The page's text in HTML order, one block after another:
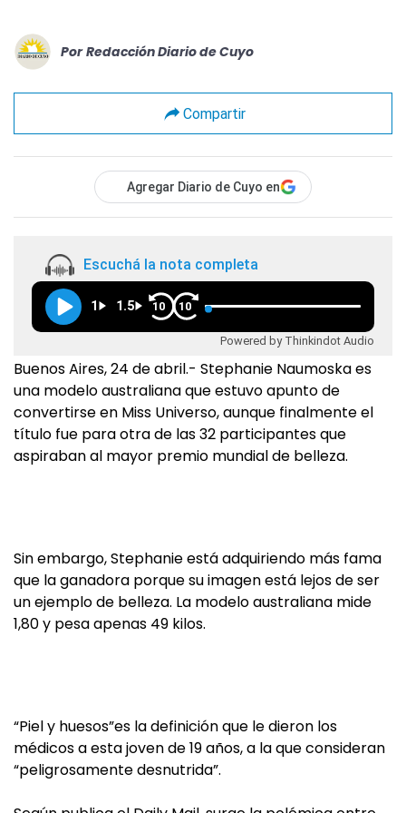
Por Redacción Diario de Cuyo
Compartir
Agregar Diario de Cuyo en
Escuchá la nota completa
1 1.5 10 10
Powered by Thinkindot Audio
Buenos Aires, 24 de abril.- Stephanie Naumoska es
una modelo australiana que estuvo apunto de
convertirse en Miss Universo, aunque finalmente el
título fue para otra de las 32 participantes que
aspiraban al mayor premio mundial de belleza.
Sin embargo, Stephanie está adquiriendo más fama
que la ganadora porque su imagen está lejos de ser
un ejemplo de belleza. La modelo australiana mide
1,80 y pesa apenas 49 kilos.
“Piel y huesos”es la definición que le dieron los
médicos a esta joven de 19 años, a la que consideran
“peligrosamente desnutrida”.